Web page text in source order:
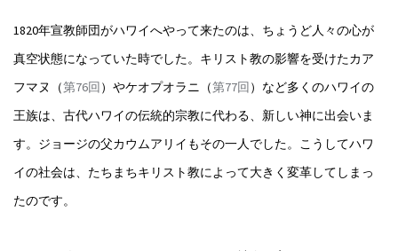
1820年宣教師団がハワイへやって来たのは、ちょうど人々の心が
真空状態になっていた時でした。キリスト教の影響を受けたカア
フマヌ（第76回）やケオプオラニ（第77回）など多くのハワイの
王族は、古代ハワイの伝統的宗教に代わる、新しい神に出会いま
す。ジョージの父カウムアリイもその一人でした。こうしてハワ
イの社会は、たちまちキリスト教によって大きく変革してしまっ
たのです。